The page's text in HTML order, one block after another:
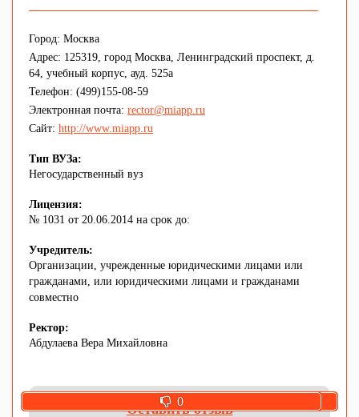
Город: Москва
Адрес: 125319, город Москва, Ленинградский проспект, д.
64, учебный корпус, ауд. 525а
Телефон: (499)155-08-59
Электронная почта: rector@miapp.ru
Сайт: http://www.miapp.ru
Тип ВУЗа:
Негосударственный вуз
Лицензия:
№ 1031 от 20.06.2014 на срок до:
Учредитель:
Организации, учрежденные юридическими лицами или
гражданами, или юридическими лицами и гражданами
совместно
Ректор:
Абдулаева Вера Михайловна
Оставить отзыв
0